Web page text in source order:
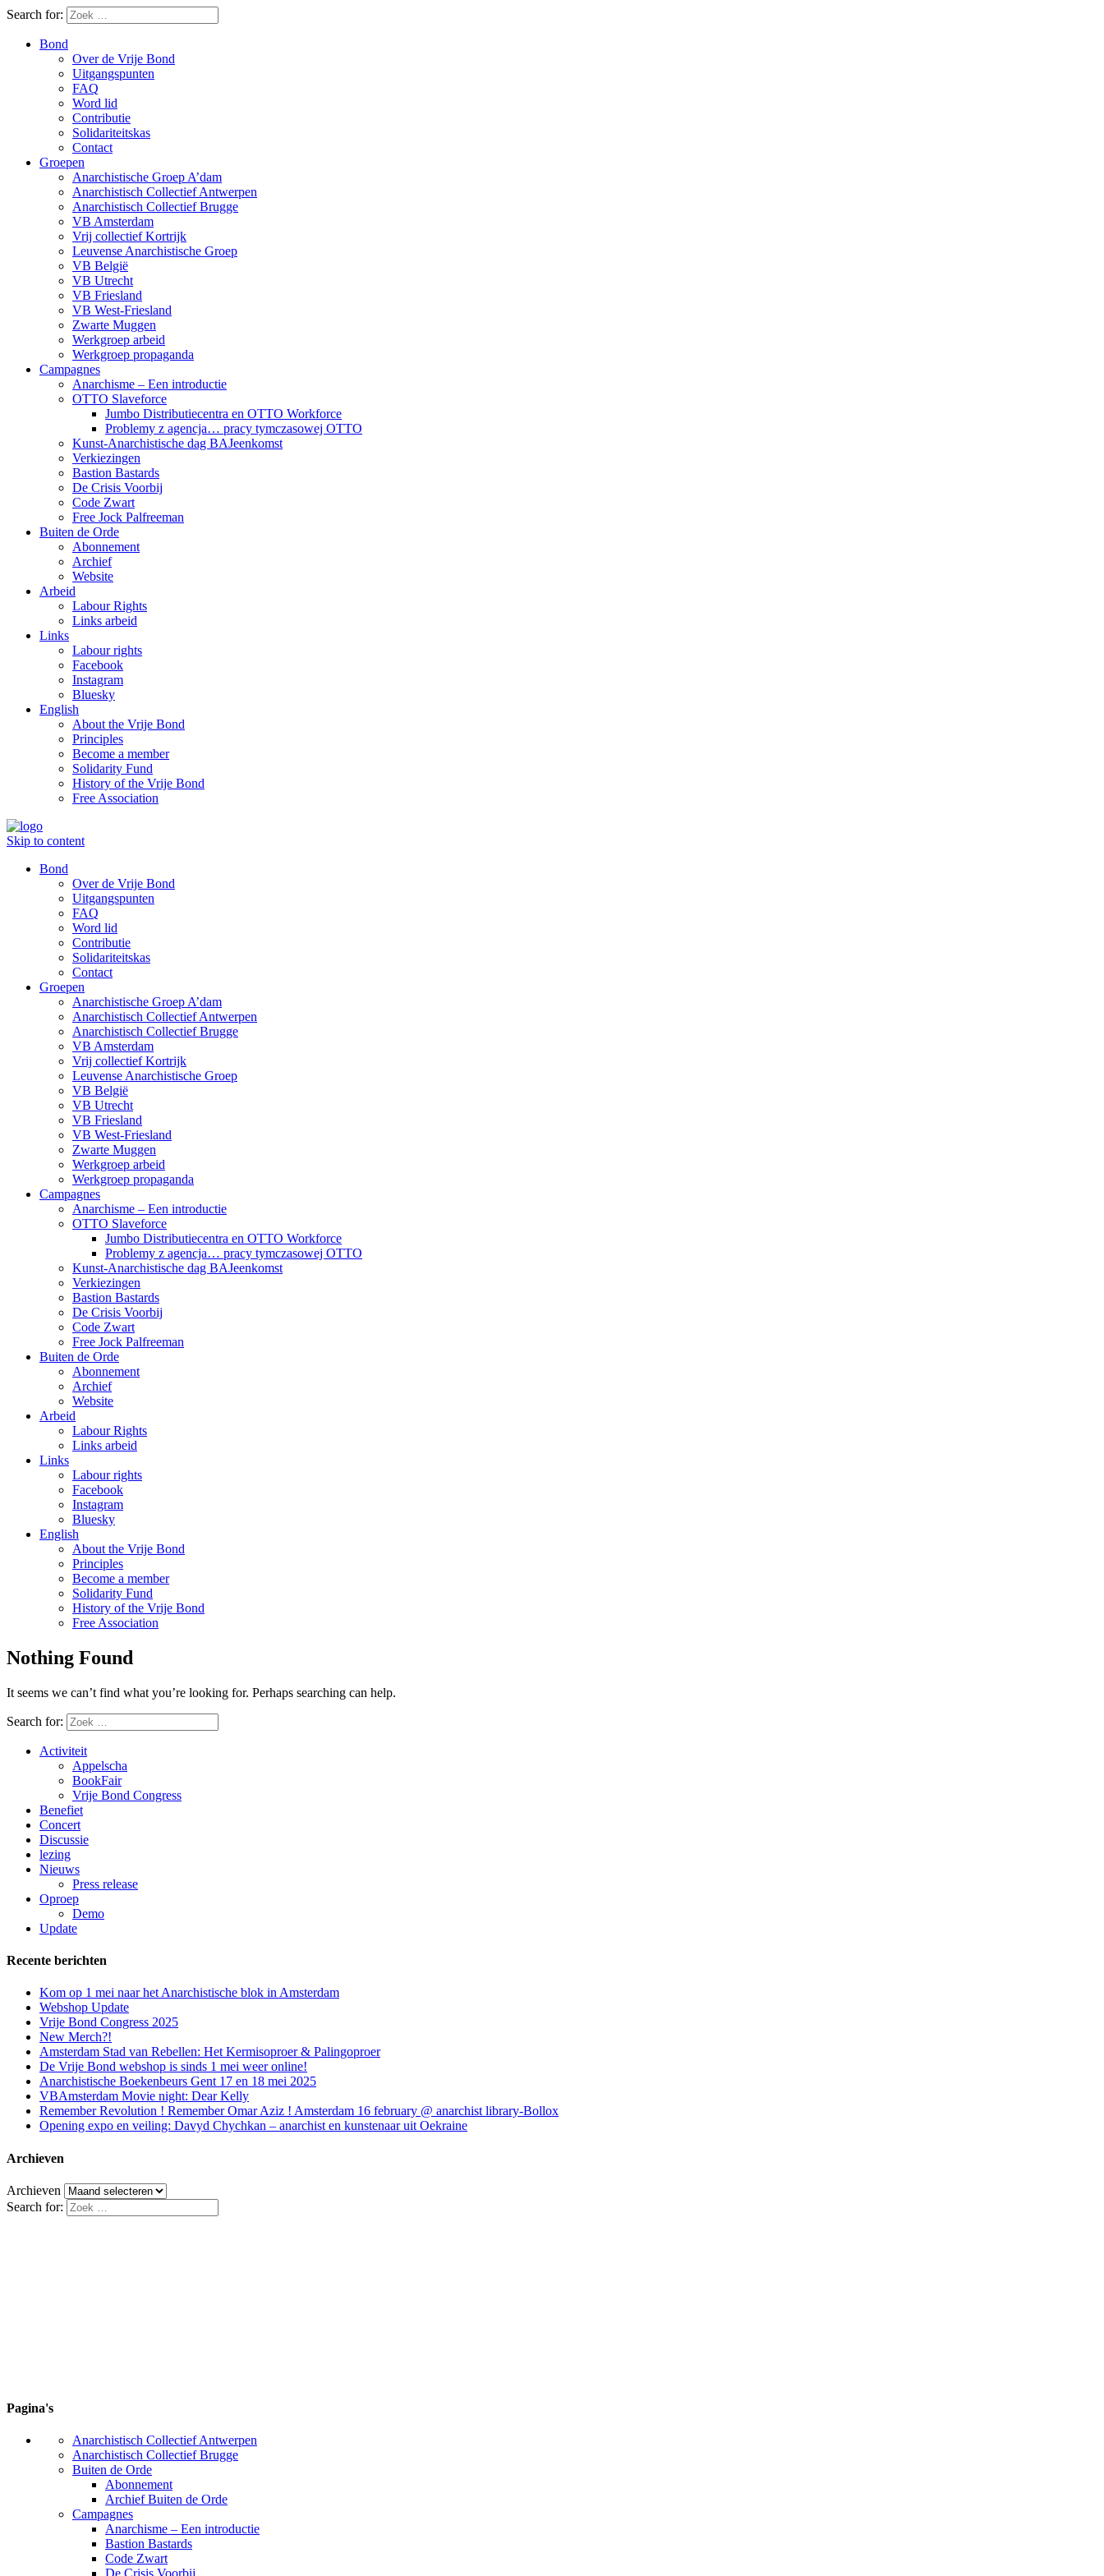
Search for:
Bond
Over de Vrije Bond
Uitgangspunten
FAQ
Word lid
Contributie
Solidariteitskas
Contact
Groepen
Anarchistische Groep A’dam
Anarchistisch Collectief Antwerpen
Anarchistisch Collectief Brugge
VB Amsterdam
Vrij collectief Kortrijk
Leuvense Anarchistische Groep
VB België
VB Utrecht
VB Friesland
VB West-Friesland
Zwarte Muggen
Werkgroep arbeid
Werkgroep propaganda
Campagnes
Anarchisme – Een introductie
OTTO Slaveforce
Jumbo Distributiecentra en OTTO Workforce
Problemy z agencja… pracy tymczasowej OTTO
Kunst-Anarchistische dag BAJeenkomst
Verkiezingen
Bastion Bastards
De Crisis Voorbij
Code Zwart
Free Jock Palfreeman
Buiten de Orde
Abonnement
Archief
Website
Arbeid
Labour Rights
Links arbeid
Links
Labour rights
Facebook
Instagram
Bluesky
English
About the Vrije Bond
Principles
Become a member
Solidarity Fund
History of the Vrije Bond
Free Association
Skip to content
Bond
Over de Vrije Bond
Uitgangspunten
FAQ
Word lid
Contributie
Solidariteitskas
Contact
Groepen
Anarchistische Groep A’dam
Anarchistisch Collectief Antwerpen
Anarchistisch Collectief Brugge
VB Amsterdam
Vrij collectief Kortrijk
Leuvense Anarchistische Groep
VB België
VB Utrecht
VB Friesland
VB West-Friesland
Zwarte Muggen
Werkgroep arbeid
Werkgroep propaganda
Campagnes
Anarchisme – Een introductie
OTTO Slaveforce
Jumbo Distributiecentra en OTTO Workforce
Problemy z agencja… pracy tymczasowej OTTO
Kunst-Anarchistische dag BAJeenkomst
Verkiezingen
Bastion Bastards
De Crisis Voorbij
Code Zwart
Free Jock Palfreeman
Buiten de Orde
Abonnement
Archief
Website
Arbeid
Labour Rights
Links arbeid
Links
Labour rights
Facebook
Instagram
Bluesky
English
About the Vrije Bond
Principles
Become a member
Solidarity Fund
History of the Vrije Bond
Free Association
Nothing Found
It seems we can’t find what you’re looking for. Perhaps searching can help.
Search for:
Activiteit
Appelscha
BookFair
Vrije Bond Congress
Benefiet
Concert
Discussie
lezing
Nieuws
Press release
Oproep
Demo
Update
Recente berichten
Kom op 1 mei naar het Anarchistische blok in Amsterdam
Webshop Update
Vrije Bond Congress 2025
New Merch?!
Amsterdam Stad van Rebellen: Het Kermisoproer & Palingoproer
De Vrije Bond webshop is sinds 1 mei weer online!
Anarchistische Boekenbeurs Gent 17 en 18 mei 2025
VBAmsterdam Movie night: Dear Kelly
Remember Revolution ! Remember Omar Aziz ! Amsterdam 16 february @ anarchist library-Bollox
Opening expo en veiling: Davyd Chychkan – anarchist en kunstenaar uit Oekraine
Archieven
Archieven
Search for:
Pagina's
Anarchistisch Collectief Antwerpen
Anarchistisch Collectief Brugge
Buiten de Orde
Abonnement
Archief Buiten de Orde
Campagnes
Anarchisme – Een introductie
Bastion Bastards
Code Zwart